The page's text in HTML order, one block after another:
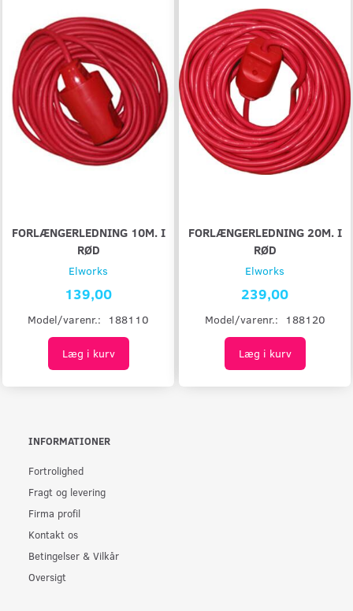
FORLÆNGERLEDNING 10M. I
RØD
Elworks
139,00
Model/varenr.: 188110
Læg i kurv
FORLÆNGERLEDNING 20M. I
RØD
Elworks
239,00
Model/varenr.: 188120
Læg i kurv
INFORMATIONER
Fortrolighed
Fragt og levering
Firma profil
Kontakt os
Betingelser & Vilkår
Oversigt